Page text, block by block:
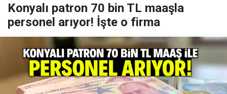
Konyalı patron 70 bin TL maaşla
personel arıyor! İşte o firma